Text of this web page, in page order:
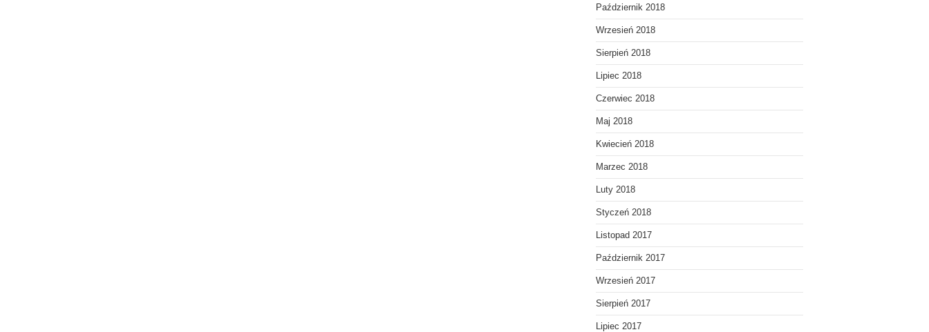
Październik 2018
Wrzesień 2018
Sierpień 2018
Lipiec 2018
Czerwiec 2018
Maj 2018
Kwiecień 2018
Marzec 2018
Luty 2018
Styczeń 2018
Listopad 2017
Październik 2017
Wrzesień 2017
Sierpień 2017
Lipiec 2017